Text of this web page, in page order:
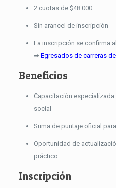
2 cuotas de $48.000
Sin arancel de inscripción
La inscripción se confirma
➡ Egresados de carreras
Beneficios
Capacitación especializada
social
Suma de puntaje oficial
Oportunidad de
práctico
Inscripción